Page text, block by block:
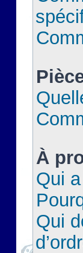
À
Qui
Qui